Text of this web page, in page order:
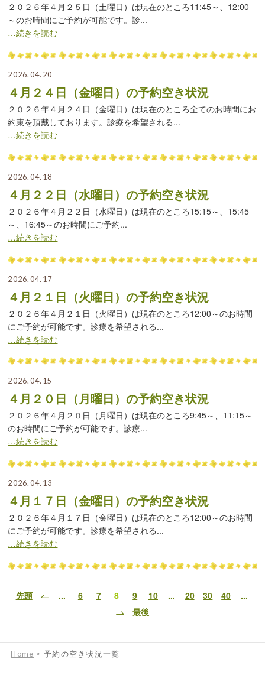
２０２６年４月２５日（土曜日）は現在のところ11:45～、12:00
～のお時間にご予約が可能です。診...
…続きを読む
2026.04.20
４月２４日（金曜日）の予約空き状況
２０２６年４月２４日（金曜日）は現在のところ全てのお時間にお
約束を頂戴しております。診療を希望される...
…続きを読む
2026.04.18
４月２２日（水曜日）の予約空き状況
２０２６年４月２２日（水曜日）は現在のところ15:15～、15:45
～、16:45～のお時間にご予約...
…続きを読む
2026.04.17
４月２１日（火曜日）の予約空き状況
２０２６年４月２１日（火曜日）は現在のところ12:00～のお時間
にご予約が可能です。診療を希望される...
…続きを読む
2026.04.15
４月２０日（月曜日）の予約空き状況
２０２６年４月２０日（月曜日）は現在のところ9:45～、11:15～
のお時間にご予約が可能です。診療...
…続きを読む
2026.04.13
４月１７日（金曜日）の予約空き状況
２０２６年４月１７日（金曜日）は現在のところ12:00～のお時間
にご予約が可能です。診療を希望される...
…続きを読む
先頭 ... 6 7 8 9 10 ... 20 30 40
...
最後
Home > 予約の空き状況一覧